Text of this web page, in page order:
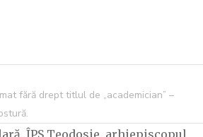
fără drept titlul de „academician” –
ÎPS Teodosie, arhiepiscopul